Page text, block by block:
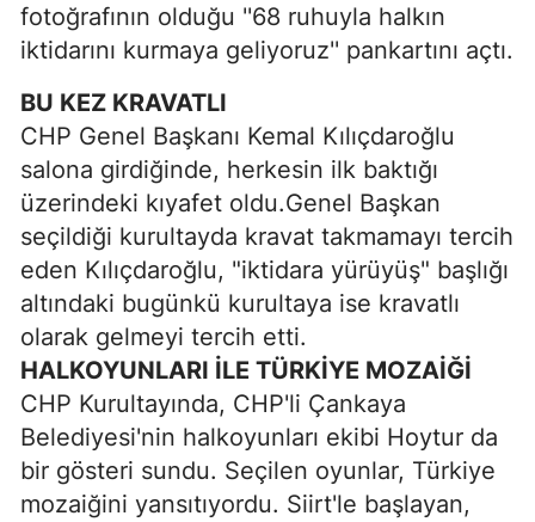
fotoğrafının olduğu ''68 ruhuyla halkın
iktidarını kurmaya geliyoruz'' pankartını açtı.
BU KEZ KRAVATLI
CHP Genel Başkanı Kemal Kılıçdaroğlu
salona girdiğinde, herkesin ilk baktığı
üzerindeki kıyafet oldu.Genel Başkan
seçildiği kurultayda kravat takmamayı tercih
eden Kılıçdaroğlu, "iktidara yürüyüş" başlığı
altındaki bugünkü kurultaya ise kravatlı
olarak gelmeyi tercih etti.
HALKOYUNLARI İLE TÜRKİYE MOZAİĞİ
CHP Kurultayında, CHP'li Çankaya
Belediyesi'nin halkoyunları ekibi Hoytur da
bir gösteri sundu. Seçilen oyunlar, Türkiye
mozaiğini yansıtıyordu. Siirt'le başlayan,